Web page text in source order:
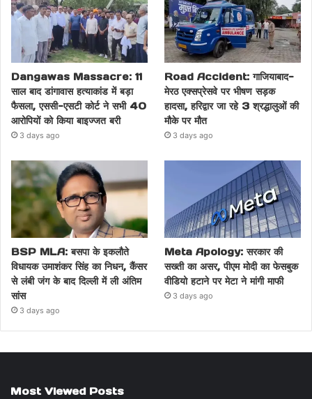
Dangawas Massacre: 11
साल बाद डांगावास हत्याकांड में बड़ा
फैसला, एससी-एसटी कोर्ट ने सभी 40
आरोपियों को किया बाइज्जत बरी
3 days ago
Road Accident: गाजियाबाद-
मेरठ एक्सप्रेसवे पर भीषण सड़क
हादसा, हरिद्वार जा रहे 3 श्रद्धालुओं की
मौके पर मौत
3 days ago
BSP MLA: बसपा के इकलौते
विधायक उमाशंकर सिंह का निधन, कैंसर
से लंबी जंग के बाद दिल्ली में ली अंतिम
सांस
3 days ago
Meta Apology: सरकार की
सख्ती का असर, पीएम मोदी का फेसबुक
वीडियो हटाने पर मेटा ने मांगी माफी
3 days ago
Most Viewed Posts